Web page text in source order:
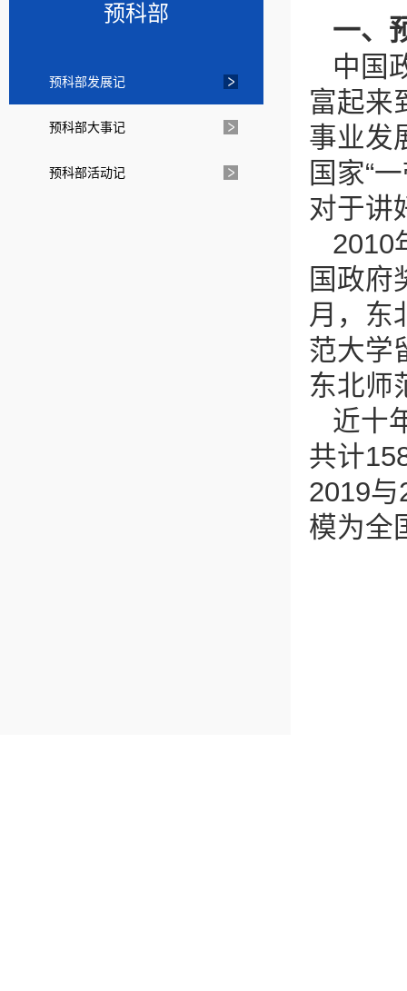
预科部
预科部发展记
预科部大事记
预科部活动记
一、
中国
富起来
事业发
国家“
对于讲
2010
国政府
月，东
范大学
东北师
近十
共计
2019
模为全